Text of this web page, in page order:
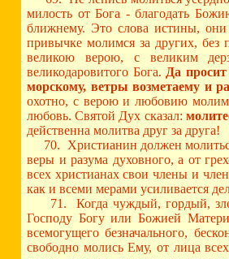
милость от Бога - благодать
ближнему. Это слова истины,
привычке молимся за других, без
великою верою, с великим
великодаровитого Бога. Да
морскому, ветры возметаему и
охотно, с верою и любовию
любовь. Святой Дух сказал:
действенна молитва друг за друга!
70. Христианин должен молиться
веры и разума духовного, а от
всех христианах свои члены и
как и всеми мерами усиливается
71. Когда чуждый, гордый,
Господу Богу или Божией
всемогущего безначального,
свободно молись Ему, от лица